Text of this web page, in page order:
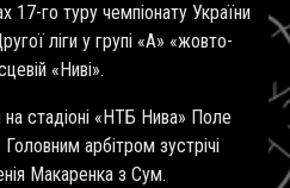
17-го туру чемпіонату України
ліги у групі «А» «жовто-
«Ниві».
на стадіоні «НТБ Нива» Поле
арбітром зустрічі
Макаренка з Сум.